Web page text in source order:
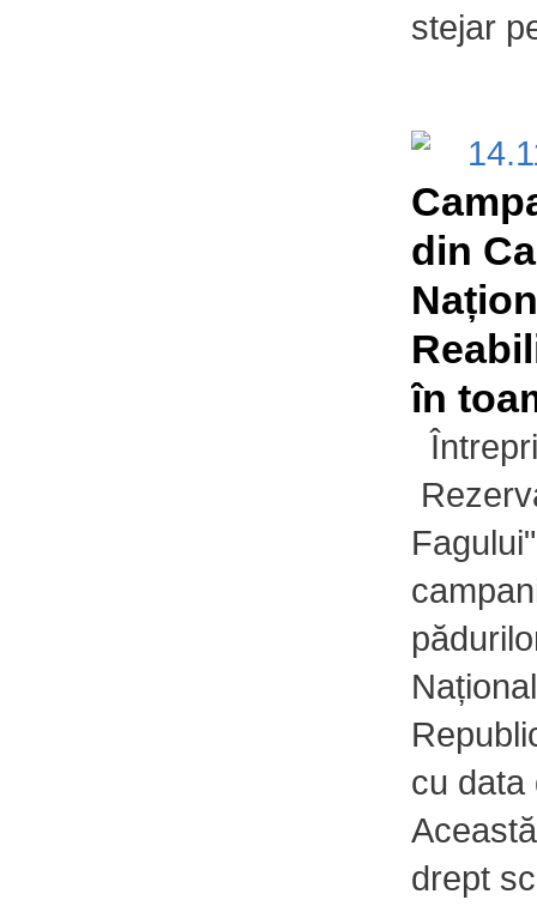
stejar
din
în
cu data
drept